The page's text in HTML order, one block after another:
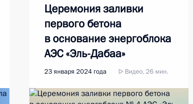
Церемония заливки
первого бетона
в основание энергоблока
АЭС «Эль-Дабаа»
23 января 2024 года Видео, 26 мин.